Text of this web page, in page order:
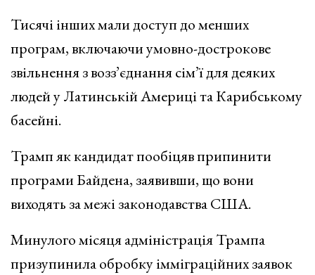
Тисячі інших мали доступ до менших
програм, включаючи умовно-дострокове
звільнення з возз’єднання сім’ї для деяких
людей у ​​Латинській Америці та Карибському
басейні.
Трамп як кандидат пообіцяв припинити
програми Байдена, заявивши, що вони
виходять за межі законодавства США.
Минулого місяця адміністрація Трампа
призупинила обробку імміграційних заявок